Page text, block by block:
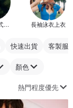
長袖兩件式泳衣 長袖泳衣上衣
快速出貨 客製服
顏色
熱門程度優先